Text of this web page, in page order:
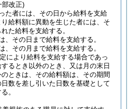
改正)
た者には、その日から給料を支給
給料額に異動を生じた者には、そ
た給料を支給する。
、その日まで給料を支給する。
、その月まで給料を支給する。
により給料を支給する場合であっ
るとき以外のとき、又は月の末日
ときは、その給料額は、その期間
数を差し引いた日数を基礎として
。